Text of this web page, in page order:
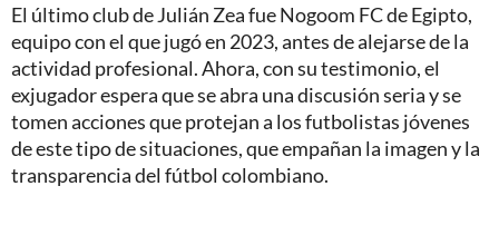
El último club de Julián Zea fue Nogoom FC de Egipto,
equipo con el que jugó en 2023, antes de alejarse de la
actividad profesional. Ahora, con su testimonio, el
exjugador espera que se abra una discusión seria y se
tomen acciones que protejan a los futbolistas jóvenes
de este tipo de situaciones, que empañan la imagen y la
transparencia del fútbol colombiano.